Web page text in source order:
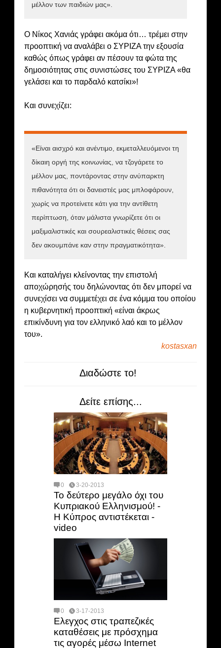
μέλλον των παιδιών μας».
Ο Νίκος Χανιάς γράφει ακόμα ότι… τρέμει στην
προοπτική να αναλάβει ο ΣΥΡΙΖΑ την εξουσία
καθώς όπως γράφει αν πέσουν τα φώτα της
δημοσιότητας στις συνιστώσες του ΣΥΡΙΖΑ «θα
γελάσει και το παρδαλό κατσίκι»!
Και συνεχίζει:
«Είναι αισχρό και ανέντιμο, εκμεταλλευόμενοι τη
δίκαιη οργή της κοινωνίας, να τζογάρετε το
μέλλον μας, ποντάροντας στην ανύπαρκτη
πιθανότητα ότι οι δανειστές μας μπλοφάρουν,
χωρίς να προτείνετε κάτι για την αντίθετη
περίπτωση, όταν μάλιστα γνωρίζετε ότι οι
μαξιμαλιστικές και σουρεαλιστικές θέσεις σας
δεν ακουμπάνε καν στην πραγματικότητα».
Και καταλήγει κλείνοντας την επιστολή
αποχώρησής του δηλώνοντας ότι δεν μπορεί να
συνεχίσει να συμμετέχει σε ένα κόμμα του οποίου
η κυβερνητική προοπτική «είναι άκρως
επικίνδυνη για τον ελληνικό λαό και το μέλλον
του».
kostasxan
Διαδώστε το!
Δείτε επίσης...
0 3-20-2013
Το δεύτερο μεγάλο όχι του
Κυπριακού Ελληνισμού! -
Η Κύπρος αντιστέκεται -
video
0 3-17-2013
Ελεγχος στις τραπεζικές
καταθέσεις με πρόσχημα
τις αγορές μέσω Ιnternet